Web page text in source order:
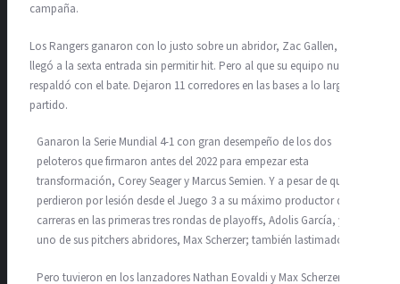
campaña.
Los Rangers ganaron con lo justo sobre un abridor, Zac Gallen, que
llegó a la sexta entrada sin permitir hit. Pero al que su equipo nunca
respaldó con el bate. Dejaron 11 corredores en las bases a lo largo del
partido.
Ganaron la Serie Mundial 4-1 con gran desempeño de los dos
peloteros que firmaron antes del 2022 para empezar esta
transformación, Corey Seager y Marcus Semien. Y a pesar de que
perdieron por lesión desde el Juego 3 a su máximo productor de
carreras en las primeras tres rondas de playoffs, Adolis García, y a
uno de sus pitchers abridores, Max Scherzer; también lastimado.
Pero tuvieron en los lanzadores Nathan Eovaldi y Max Scherzer a